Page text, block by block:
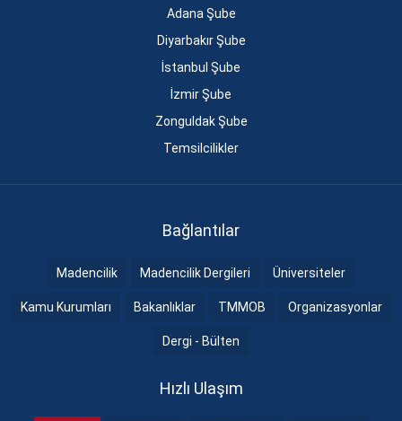
Adana Şube
Diyarbakır Şube
İstanbul Şube
İzmir Şube
Zonguldak Şube
Temsilcilikler
Bağlantılar
Madencilik Madencilik Dergileri Üniversiteler
Kamu Kurumları Bakanlıklar TMMOB Organizasyonlar
Dergi - Bülten
Hızlı Ulaşım